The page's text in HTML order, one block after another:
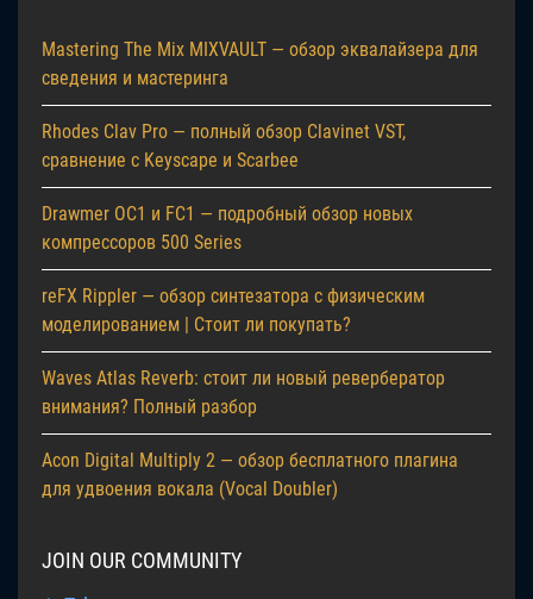
Mastering The Mix MIXVAULT — обзор эквалайзера для
сведения и мастеринга
Rhodes Clav Pro — полный обзор Clavinet VST,
сравнение с Keyscape и Scarbee
Drawmer OC1 и FC1 — подробный обзор новых
компрессоров 500 Series
reFX Rippler — обзор синтезатора с физическим
моделированием | Стоит ли покупать?
Waves Atlas Reverb: стоит ли новый ревербератор
внимания? Полный разбор
Acon Digital Multiply 2 — обзор бесплатного плагина
для удвоения вокала (Vocal Doubler)
JOIN OUR COMMUNITY